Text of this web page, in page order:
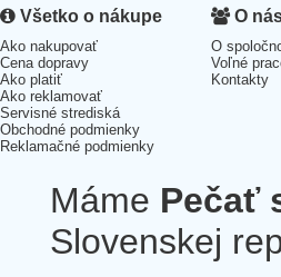
Všetko o nákupe
Ako nakupovať
Cena dopravy
Ako platiť
Ako reklamovať
Servisné strediská
Obchodné podmienky
Reklamačné podmienky
O
O
Voľné
Kontakty
Máme Pečať
Slovenskej